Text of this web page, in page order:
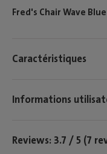
Fred's Chair Wave Blue
Caractéristiques
Informations
Reviews: 3.7 / 5 (7